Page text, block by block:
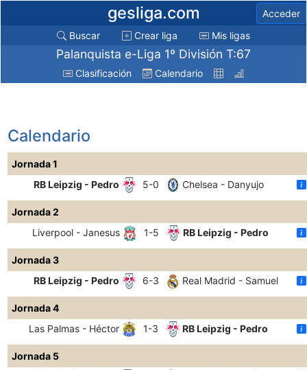
gesliga.com
Acceder
Buscar
Crear liga Mis ligas
Palanquista e-Liga 1º División T:67
Clasificación Calendario
Calendario
Jornada 1
RB Leipzig - Pedro
5-0 Chelsea - Danyujo
Jornada 2
Liverpool - Janesus
1-5 RB Leipzig - Pedro
Jornada 3
RB Leipzig - Pedro
6-3 Real Madrid - Samuel
Jornada 4
Las Palmas - Héctor
1-3 RB Leipzig - Pedro
Jornada 5